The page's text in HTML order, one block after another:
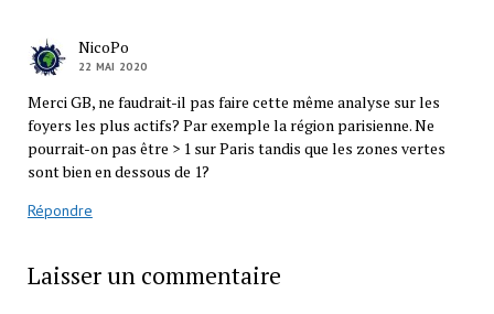
NicoPo
22 MAI 2020
Merci GB, ne faudrait-il pas faire cette même analyse sur les
foyers les plus actifs? Par exemple la région parisienne. Ne
pourrait-on pas être > 1 sur Paris tandis que les zones vertes
sont bien en dessous de 1?
Répondre
Laisser un commentaire